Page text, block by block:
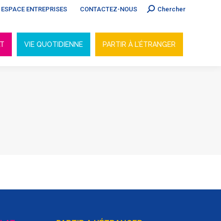
ESPACE ENTREPRISES CONTACTEZ-NOUS Search:Chercher
VIE QUOTIDIENNE PARTIR À L’ÉTRANGER